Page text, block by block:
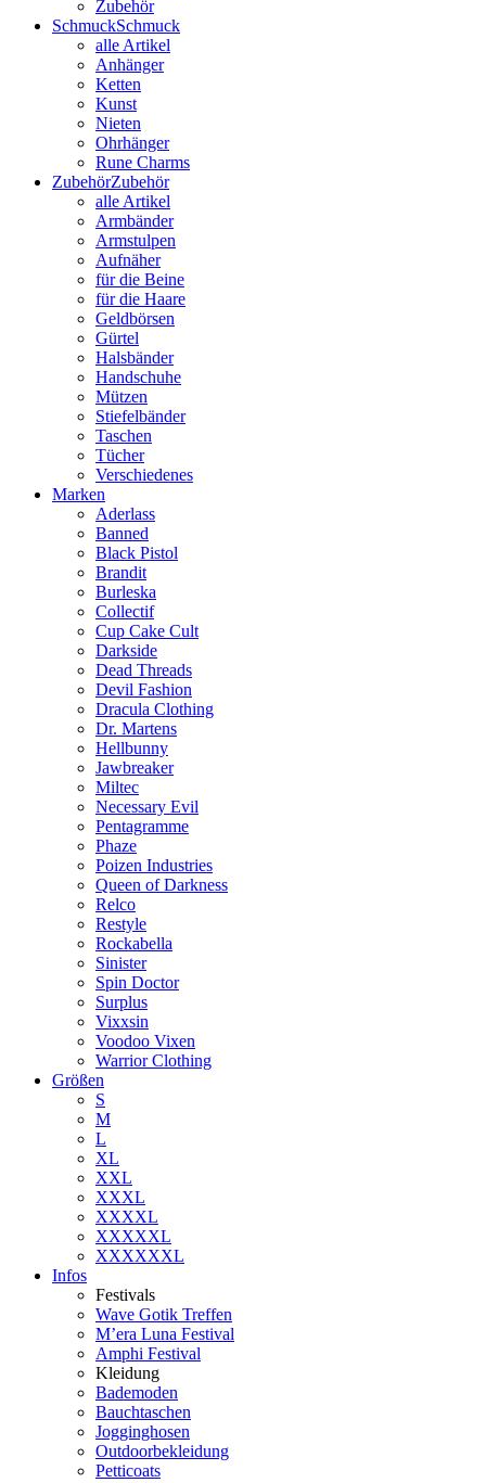
Zubehör
SchmuckSchmuck
alle Artikel
Anhänger
Ketten
Kunst
Nieten
Ohrhänger
Rune Charms
ZubehörZubehör
alle Artikel
Armbänder
Armstulpen
Aufnäher
für die Beine
für die Haare
Geldbörsen
Gürtel
Halsbänder
Handschuhe
Mützen
Stiefelbänder
Taschen
Tücher
Verschiedenes
Marken
Aderlass
Banned
Black Pistol
Brandit
Burleska
Collectif
Cup Cake Cult
Darkside
Dead Threads
Devil Fashion
Dracula Clothing
Dr. Martens
Hellbunny
Jawbreaker
Miltec
Necessary Evil
Pentagramme
Phaze
Poizen Industries
Queen of Darkness
Relco
Restyle
Rockabella
Sinister
Spin Doctor
Surplus
Vixxsin
Voodoo Vixen
Warrior Clothing
Größen
S
M
L
XL
XXL
XXXL
XXXXL
XXXXXL
XXXXXXL
Infos
Festivals
Wave Gotik Treffen
M’era Luna Festival
Amphi Festival
Kleidung
Bademoden
Bauchtaschen
Jogginghosen
Outdoorbekleidung
Petticoats